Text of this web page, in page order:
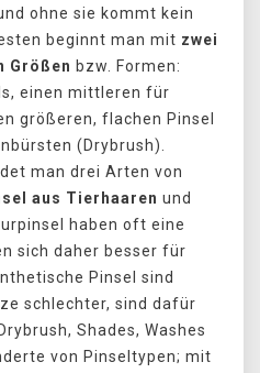
ohne sie kommt kein
beginnt man mit zwei
Größen bzw. Formen:
einen mittleren für
größeren, flachen Pinsel
(Drybrush).
man drei Arten von
aus Tierhaaren und
haben oft eine
sich daher besser für
Pinsel sind
schlechter, sind dafür
Shades, Washes
von Pinseltypen; mit